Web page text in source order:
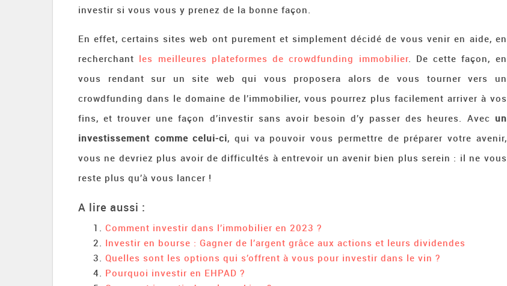
investir si vous vous y prenez de la bonne façon.
En effet, certains sites web ont purement et simplement décidé de vous venir en aide, en
recherchant les meilleures plateformes de crowdfunding immobilier. De cette façon, en
vous rendant sur un site web qui vous proposera alors de vous tourner vers un
crowdfunding dans le domaine de l’immobilier, vous pourrez plus facilement arriver à vos
fins, et trouver une façon d’investir sans avoir besoin d’y passer des heures. Avec un
investissement comme celui-ci, qui va pouvoir vous permettre de préparer votre avenir,
vous ne devriez plus avoir de difficultés à entrevoir un avenir bien plus serein : il ne vous
reste plus qu’à vous lancer !
A lire aussi :
Comment investir dans l’immobilier en 2023 ?
Investir en bourse : Gagner de l’argent grâce aux actions et leurs dividendes
Quelles sont les options qui s’offrent à vous pour investir dans le vin ?
Pourquoi investir en EHPAD ?